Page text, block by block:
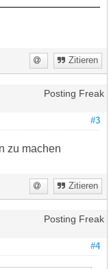
Zitieren
Posting Freak
#3
zu machen
Zitieren
Posting Freak
#4